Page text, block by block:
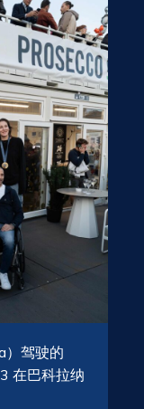
）驾驶的
在巴科拉纳